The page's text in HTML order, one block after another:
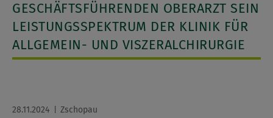
GESCHÄFTSFÜHRENDEN OBERARZT SEIN
LEISTUNGSSPEKTRUM DER KLINIK FÜR
ALLGEMEIN- UND VISZERALCHIRURGIE
28.11.2024 Zschopau